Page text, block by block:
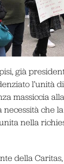
già
l’unità
massiccia
che
nella
della